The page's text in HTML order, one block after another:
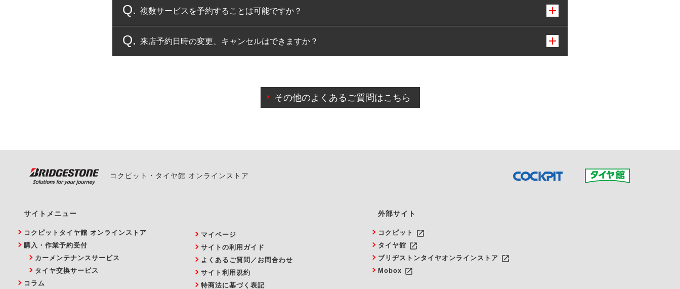
コクピット・タイヤ館のみとなります。
複数サービスを予約することは可能ですか？
複数サービスのご予約は可能です。
来店予約日時の変更、キャンセルはできますか？
また、やむを得ない事由によりご予約のキャンセルをご希望の際は、直接ご予約いただいた店舗へご連絡くださ
その他のよくあるご質問はこちら
コクピット・タイヤ館 オンラインストア
サイトメニュー
コクピットタイヤ館 オンラインストア
購入・作業予約受付
カーメンテナンスサービス
タイヤ交換サービス
コラム
マイページ
サイトの利用ガイド
よくあるご質問／お問合わせ
サイト利用規約
特商法に基づく表記
外部サイト
コクピット launch
タイヤ館 launch
ブリヂストンタイヤオンラインストア launch
Mobox launch